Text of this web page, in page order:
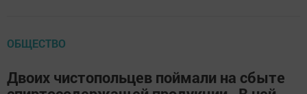
ОБЩЕСТВО
Двоих чистопольцев поймали на сбыте